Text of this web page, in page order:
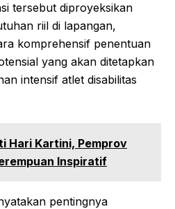
tersebut diproyeksikan
riil di lapangan,
komprehensif penentuan
yang akan ditetapkan
intensif atlet disabilitas
Hari Kartini, Pemprov
Inspiratif
pentingnya